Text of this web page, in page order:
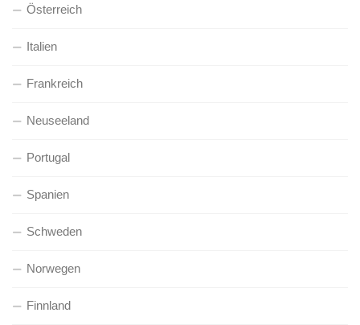
Österreich
Italien
Frankreich
Neuseeland
Portugal
Spanien
Schweden
Norwegen
Finnland